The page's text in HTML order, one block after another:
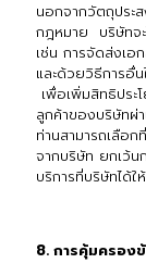
นอกจากวัตถุประ
กฎหมาย บริษัทจ
เช่น การจัดส่งเอ
และด้วยวิธีการอื่
เพื่อเพิ่มสิทธิประ
ลูกค้าของบริษัทผ่
ท่านสามารถเลือก
จากบริษัท ยกเว้น
บริการที่บริษัทได้ใ
8. การคุ้มครอง